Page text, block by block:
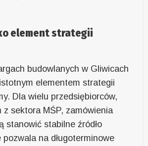
element strategii
budowlanych w Gliwicach
elementem strategii
Dla wielu przedsiębiorców,
z sektora MŚP, zamówienia
stanowić stabilne źródło
na długoterminowe